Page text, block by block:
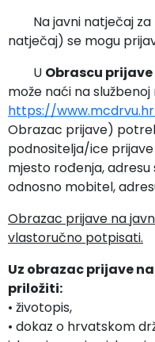
Na javni natječaj
natječaj) se mogu
U Obrascu
može naći na
https://
Obrazac prijave)
podnositelja/ice
mjesto rođenja,
odnosno mobitel,
Obrazac prijave na
vlastoručno potpisati.
Uz obrazac prijave
priložiti:
• životopis,
• dokaz o hrvatskom